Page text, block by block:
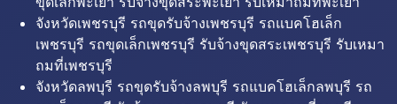
จังหวัดเพชรบุรี รถขุดรับจ้างเพชรบุรี รถแบคโฮเล็ก
เพชรบุรี รถขุดเล็กเพชรบุรี รับจ้างขุดสระเพชรบุรี รับเหมา
ถมที่เพชรบุรี
จังหวัดลพบุรี รถขุดรับจ้างลพบุรี รถแบคโฮเล็กลพบุรี รถ